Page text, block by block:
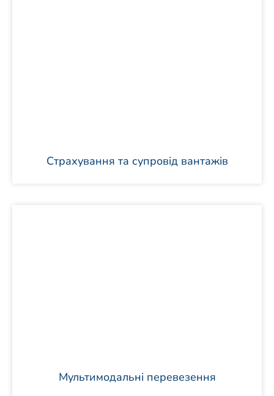
Страхування та супровід вантажів
Мультимодальні перевезення